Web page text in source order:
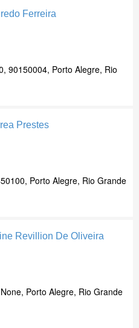
Ferreira
90150004, Porto Alegre, Rio
Prestes
Porto Alegre, Rio Grande
Revillion De Oliveira
Porto Alegre, Rio Grande